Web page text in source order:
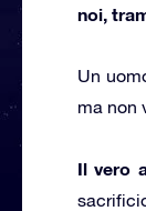
noi,
Un
ma non
Il vero